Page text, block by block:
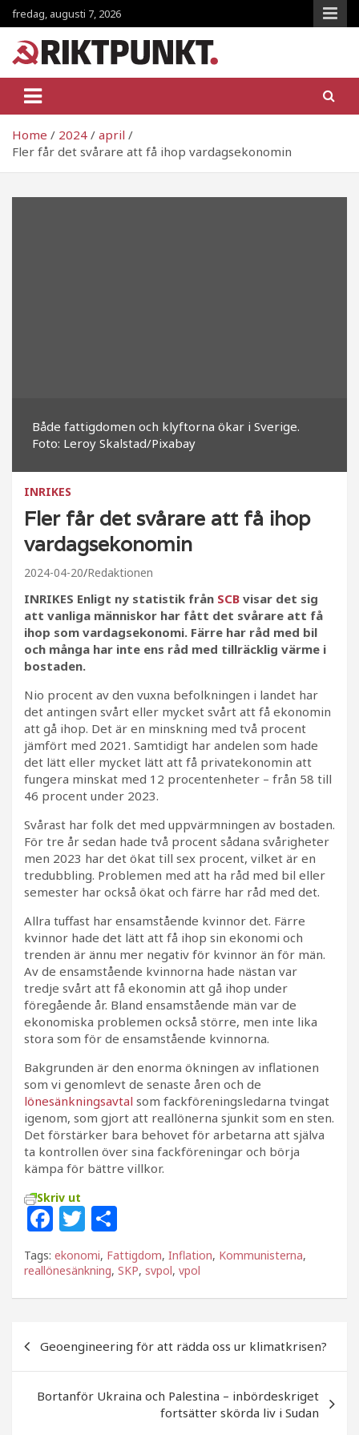
Skip
to
content
fredag, augusti 7, 2026
RiktpunKt.nu
Home 2024
april
Fler får det svårare att få ihop vardagsekonomin
Både fattigdomen och klyftorna ökar i Sverige.
Foto: Leroy Skalstad/Pixabay
INRIKES
Fler får det svårare att få ihop
vardagsekonomin
2024-04-20 Redaktionen
INRIKES Enligt ny statistik från SCB visar det sig
att vanliga människor har fått det svårare att få
ihop som vardagsekonomi. Färre har råd med bil
och många har inte ens råd med tillräcklig värme i
bostaden.
Nio procent av den vuxna befolkningen i landet har
det antingen svårt eller mycket svårt att få ekonomin
att gå ihop. Det är en minskning med två procent
jämfört med 2021. Samtidigt har andelen som hade
det lätt eller mycket lätt att få privatekonomin att
fungera minskat med 12 procentenheter – från 58 till
46 procent under 2023.
Svårast har folk det med uppvärmningen av bostaden.
För tre år sedan hade två procent sådana svårigheter
men 2023 har det ökat till sex procent, vilket är en
tredubbling. Problemen med att ha råd med bil eller
semester har också ökat och färre har råd med det.
Allra tuffast har ensamstående kvinnor det. Färre
kvinnor hade det lätt att få ihop sin ekonomi och
trenden är ännu mer negativ för kvinnor än för män.
Av de ensamstående kvinnorna hade nästan var
tredje svårt att få ekonomin att gå ihop under
föregående år. Bland ensamstående män var de
ekonomiska problemen också större, men inte lika
stora som för de ensamstående kvinnorna.
Bakgrunden är den enorma ökningen av inflationen
som vi genomlevt de senaste åren och de
lönesänkningsavtal som fackföreningsledarna tvingat
igenom, som gjort att reallönerna sjunkit som en sten.
Det förstärker bara behovet för arbetarna att själva
ta kontrollen över sina fackföreningar och börja
kämpa för bättre villkor.
Skriv ut
F
a
c
e
o
o
k
T
w
itt
e
el
a
Tags: ekonomi, Fattigdom, Inflation, Kommunisterna,
reallönesänkning, SKP, svpol, vpol
Geoengineering för att rädda oss ur klimatkrisen?
Bortanför Ukraina och Palestina – inbördeskriget
fortsätter skörda liv i Sudan